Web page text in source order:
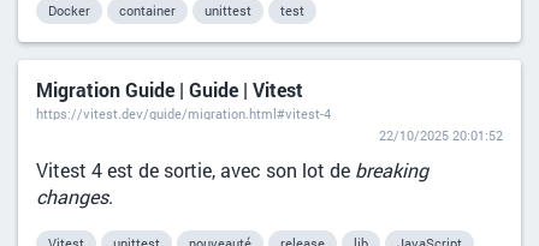
Docker container unittest test
Migration Guide | Guide | Vitest
https://vitest.dev/guide/migration.html#vitest-4
22/10/2025 20:01:52
Vitest 4 est de sortie, avec son lot de breaking
changes.